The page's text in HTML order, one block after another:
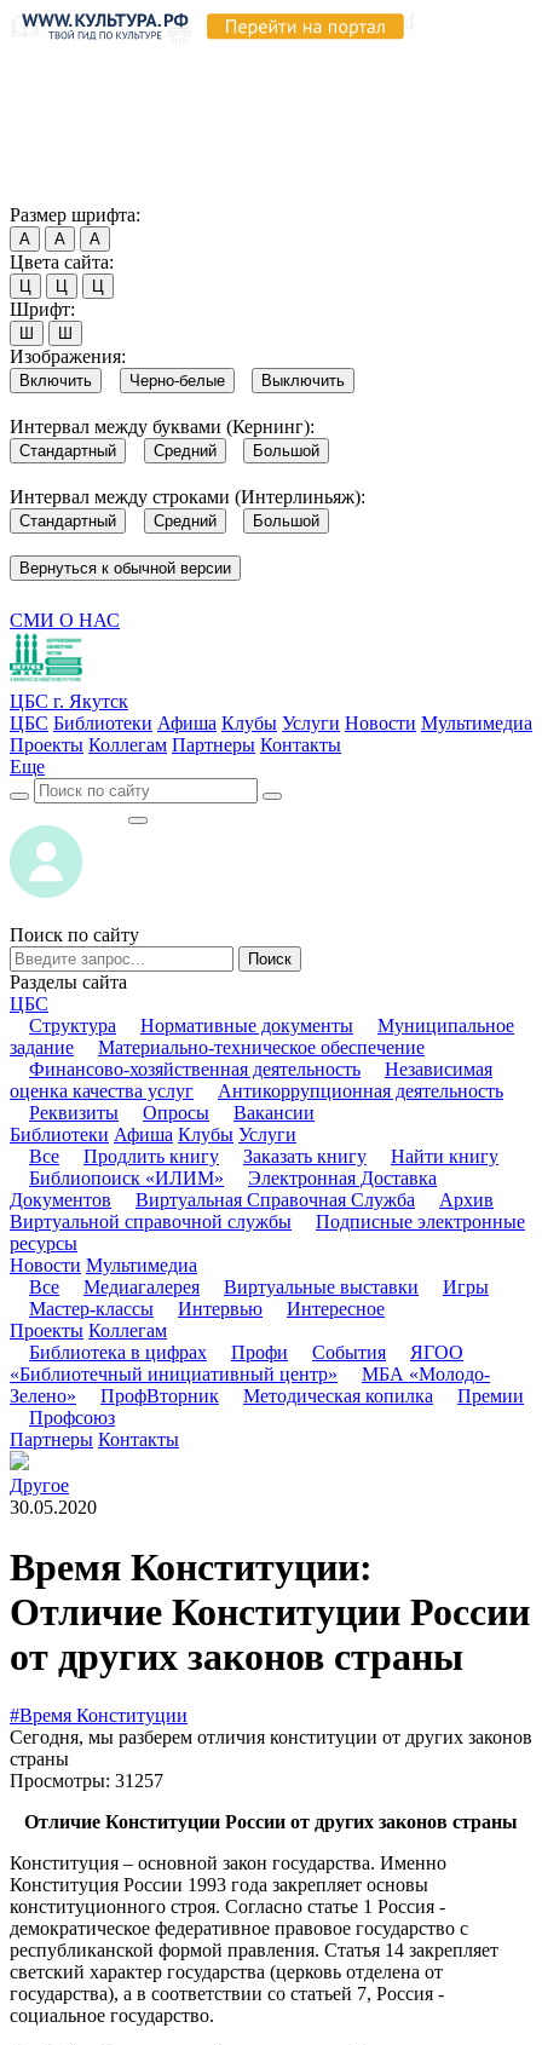
Размер шрифта:
А А А
Цвета сайта:
Ц Ц Ц
Шрифт:
Ш Ш
Изображения:
Включить Черно-белые Выключить
Интервал между буквами (Кернинг):
Стандартный Средний Большой
Интервал между строками (Интерлиньяж):
Стандартный Средний Большой
Вернуться к обычной версии
СМИ О НАС
ЦБС г. Якутск
ЦБС Библиотеки Афиша Клубы Услуги Новости Мультимедиа
Проекты Коллегам Партнеры Контакты
Еще
Поиск по сайту
Поиск
Разделы сайта
ЦБС
Структура
Нормативные документы
Муниципальное
задание
Материально-техническое обеспечение
Финансово-хозяйственная деятельность
Независимая
оценка качества услуг
Антикоррупционная деятельность
Реквизиты
Опросы
Вакансии
Библиотеки Афиша Клубы Услуги
Все
Продлить книгу Заказать книгу
Найти книгу
Библиопоиск «ИЛИМ»
Электронная Доставка
Документов
Виртуальная Справочная Служба
Архив
Виртуальной справочной службы
Подписные электронные
ресурсы
Новости Мультимедиа
Все
Медиагалерея Виртуальные выставки
Игры
Мастер-классы
Интервью
Интересное
Проекты Коллегам
Библиотека в цифрах
Профи События
ЯГОО
«Библиотечный инициативный центр»
МБА «Молодо-
Зелено»
ПрофВторник Методическая копилка
Премии
Профсоюз
Партнеры Контакты
Другое
30.05.2020
Время Конституции:
Отличие Конституции России
от других законов страны
#Время Конституции
Сегодня, мы разберем отличия конституции от других законов
страны
Просмотры: 31257
Отличие Конституции России от других законов страны
Конституция – основной закон государства. Именно
Конституция России 1993 года закрепляет основы
конституционного строя. Согласно статье 1 Россия -
демократическое федеративное правовое государство с
республиканской формой правления. Статья 14 закрепляет
светский характер государства (церковь отделена от
государства), а в соответствии со статьей 7, Россия -
социальное государство.